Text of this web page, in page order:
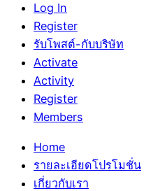
Log In
Register
รับโพสต์-กับบริษัท
Activate
Activity
Register
Members
Home
รายละเอียดโปรโมชั่น
เกี่ยวกับเรา